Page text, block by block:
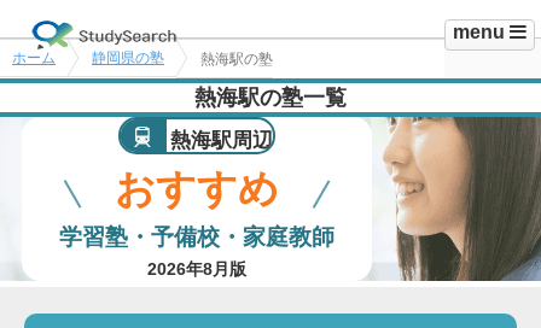
menu
ホーム 静岡県の塾 熱海駅の塾
熱海駅の塾一覧
熱海駅周辺
おすすめ
学習塾・予備校・家庭教師
2026年8月版